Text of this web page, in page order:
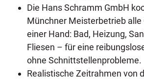
Die Hans Schramm GmbH
Münchner Meisterbetrieb alle
einer Hand: Bad, Heizung,
Fliesen – für eine
ohne Schnittstellenprobleme.
Realistische Zeitrahmen von